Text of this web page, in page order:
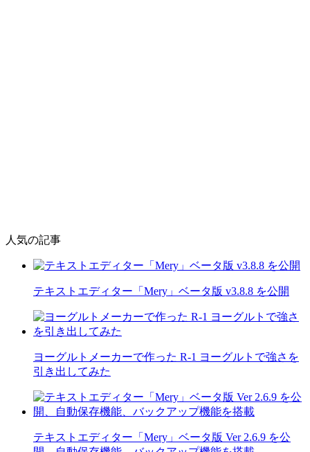
人気の記事
テキストエディター「Mery」ベータ版 v3.8.8 を公開
ヨーグルトメーカーで作った R-1 ヨーグルトで強さを
引き出してみた
テキストエディター「Mery」ベータ版 Ver 2.6.9 を公